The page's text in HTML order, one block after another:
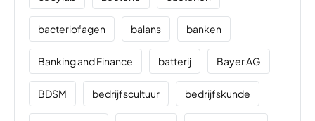
bacteriofagen balans banken
Banking and Finance batterij Bayer AG
BDSM bedrijfscultuur bedrijfskunde